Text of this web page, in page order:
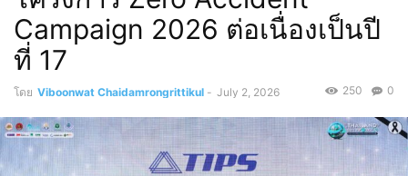
Campaign 2026 ต่อเนื่องเป็นปี
ที่ 17
โดย Viboonwat Chaidamrongrittikul - July 2, 2026 0
250